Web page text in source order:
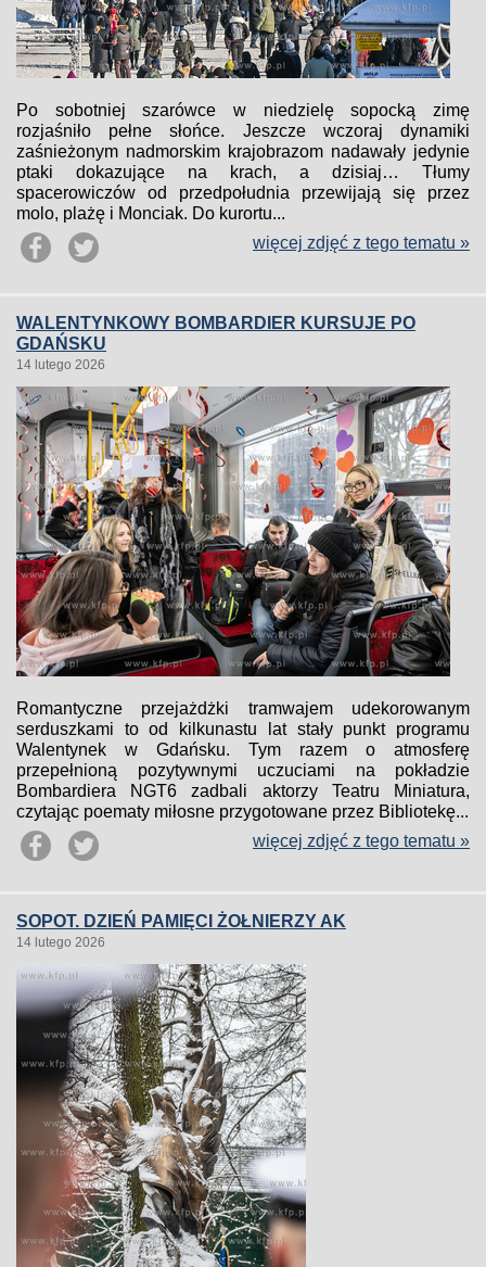
Po sobotniej szarówce w niedzielę sopocką zimę
rozjaśniło pełne słońce. Jeszcze wczoraj dynamiki
zaśnieżonym nadmorskim krajobrazom nadawały jedynie
ptaki dokazujące na krach, a dzisiaj… Tłumy
spacerowiczów od przedpołudnia przewijają się przez
molo, plażę i Monciak. Do kurortu...
więcej zdjęć z tego tematu »
WALENTYNKOWY BOMBARDIER KURSUJE PO
GDAŃSKU
14 lutego 2026
Romantyczne przejażdżki tramwajem udekorowanym
serduszkami to od kilkunastu lat stały punkt programu
Walentynek w Gdańsku. Tym razem o atmosferę
przepełnioną pozytywnymi uczuciami na pokładzie
Bombardiera NGT6 zadbali aktorzy Teatru Miniatura,
czytając poematy miłosne przygotowane przez Bibliotekę...
więcej zdjęć z tego tematu »
SOPOT. DZIEŃ PAMIĘCI ŻOŁNIERZY AK
14 lutego 2026